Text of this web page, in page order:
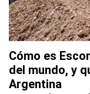
Cómo es
del mundo, y
Argentina